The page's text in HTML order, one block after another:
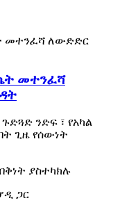
መተንፈሻ
ንድፍ ፣ የአካል
ጊዜ የሰውነት
ያስተካክሉ
ጋር